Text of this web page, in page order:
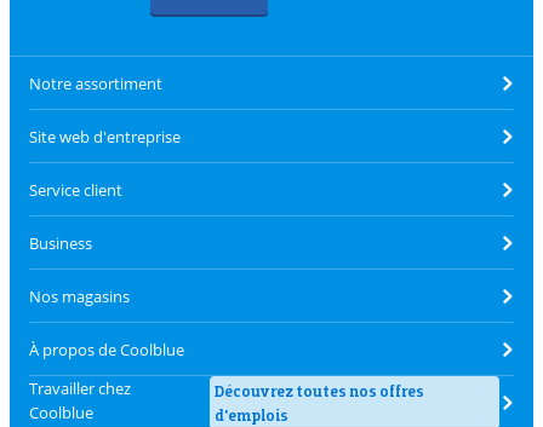
Notre assortiment
Site web d'entreprise
Service client
Business
Nos magasins
À propos de Coolblue
Travailler chez
Coolblue
Découvrez toutes nos offres
d'emplois